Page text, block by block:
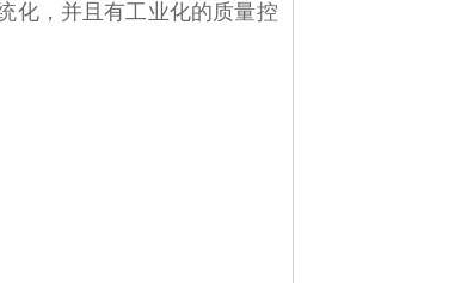
化，并且有工业化的质量控